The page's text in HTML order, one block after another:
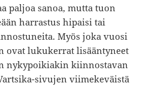
paljoa sanoa, mutta tuon
harrastus hipaisi tai
Myös joka vuosi
ovat lukukerrat lisääntyneet
nykypoikiakin kiinnostavan
sivujen viimekeväistä